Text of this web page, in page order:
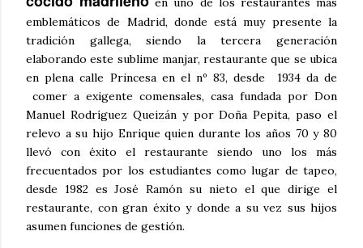
emblemáticos de Madrid, donde está muy presente la
tradición gallega, siendo la tercera generación
elaborando este sublime manjar, restaurante que se ubica
en plena calle Princesa en el nº 83, desde 1934 da de
comer a exigente comensales, casa fundada por Don
Manuel Rodríguez Queizán y por Doña Pepita, paso el
relevo a su hijo Enrique quien durante los años 70 y 80
llevó con éxito el restaurante siendo uno los más
frecuentados por los estudiantes como lugar de tapeo,
desde 1982 es José Ramón su nieto el que dirige el
restaurante, con gran éxito y donde a su vez sus hijos
asumen funciones de gestión.